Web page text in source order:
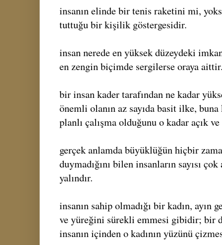
insanın elinde bir tenis raketini mi,
tuttuğu bir kişilik göstergesidir.
insan nerede en yüksek düzeydeki
en zengin biçimde sergilerse oraya
bir insan kader tarafından ne kadar
önemli olanın az sayıda basit ilke,
planlı çalışma olduğunu o kadar açık
gerçek anlamda büyüklüğün hiçbir
duymadığını bilen insanların sayısı
yalındır.
insanın sahip olmadığı bir kadın,
ve yüreğini sürekli emmesi gibidir; bir
insanın içinden o kadının yüzünü